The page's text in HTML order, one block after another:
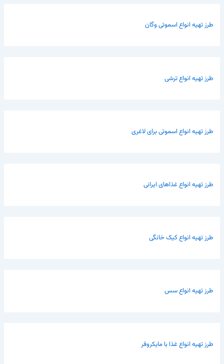
طرز تهیه انواع اسموتی وگان
طرز تهیه انواع ترشی
طرز تهیه انواع اسموتی برای لاغری
طرز تهیه انواع غذاهای ایرانی
طرز تهیه انواع کیک خانگی
طرز تهیه انواع سس
طرز تهیه انواع غذا با مایکروفر